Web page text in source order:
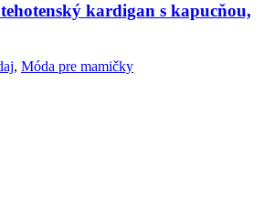
kardigan s kapucňou,
, Móda pre mamičky